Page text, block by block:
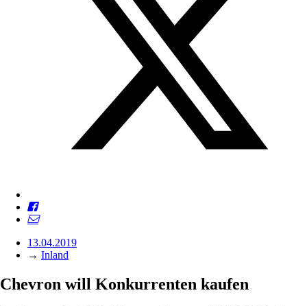
13.04.2019
→ Inland
Chevron will Konkurrenten kaufen